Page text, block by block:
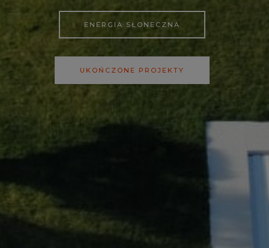
ENERGIA SŁONECZNA
UKOŃCZONE PROJEKTY